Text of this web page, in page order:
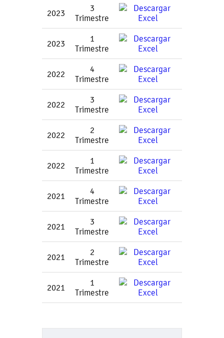
2023
3
Trimestre
2023
1
Trimestre
2022
4
Trimestre
2022
3
Trimestre
2022
2
Trimestre
2022
1
Trimestre
2021
4
Trimestre
2021
3
Trimestre
2021
2
Trimestre
2021
1
Trimestre